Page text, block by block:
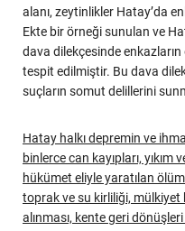
alanı, zeytinlikler Hatay’da
Ekte bir örneği sunulan ve
dava dilekçesinde
tespit edilmiştir. Bu dava
suçların somut delillerini
Hatay halkı depremin ve
binlerce can kayıpları,
hükümet eliyle yaratılan
toprak ve su kirliliği, mülkiyet
alınması, kente geri